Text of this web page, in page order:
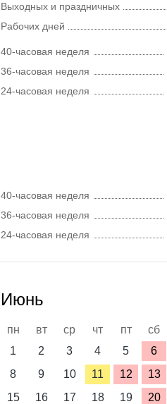
Выходных и праздничных
Рабочих дней
40-часовая неделя
36-часовая неделя
24-часовая неделя
40-часовая неделя
36-часовая неделя
24-часовая неделя
Июнь
пн вт ср чт пт сб
1
2 3 4 5 6
8
9 10 11 12 13
15
16 17 18 19 20